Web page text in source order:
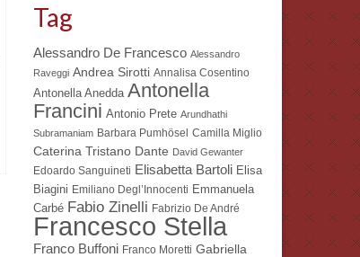
Tag
Alessandro De Francesco Alessandro
Raveggi Andrea Sirotti Annalisa Cosentino
Antonella Anedda Antonella
Francini Antonio Prete Arundhathi
Subramaniam Barbara Pumhösel Camilla Miglio
Caterina Tristano Dante David Gewanter
Edoardo Sanguineti Elisabetta Bartoli Elisa
Biagini Emiliano Degl’Innocenti Emmanuela
Carbé Fabio Zinelli Fabrizio De André
Francesco Stella
Franco Buffoni Franco Moretti Gabriella